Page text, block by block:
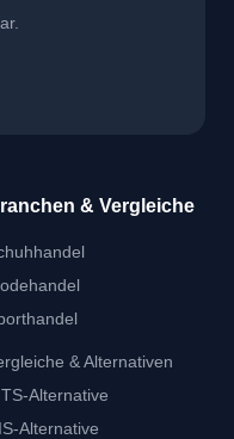
& Vergleiche
& Alternativen
Alternative
Alternative